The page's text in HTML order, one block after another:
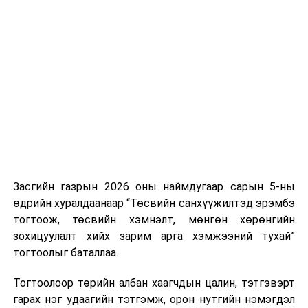
хамгаалах тухай хуулийн 13 дугаар зүйлийн
13.1.7-д заасны дагуу Засгийн газраар
шийдвэрлүүлэх,
- Соёлын өвийг хамгаалах тухай хуулийн 37
Богд хааны Хүрэн ордны барилга, архитектурын
дурсгалын харагдах сүр барааг хадгалах
Засгийн газрын 2026 оны наймдугаар сарын 5-ны
өдрийн хуралдаанаар “Төсвийн санхүүжилтэд эрэмбэ
тогтоож, төсвийн хэмнэлт, мөнгөн хөрөнгийн
зохицуулалт хийх зарим арга хэмжээний тухай”
тогтоолыг баталлаа.
Тогтоолоор төрийн албан хаагчдын цалин, тэтгэвэрт
гарах нэг удаагийн тэтгэмж, орон нутгийн нэмэгдэл